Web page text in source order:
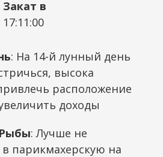
Закат в
17:11:00
: На 14-й лунный день
высока
расположение
доходы
: Лучше не
парикмахерскую на